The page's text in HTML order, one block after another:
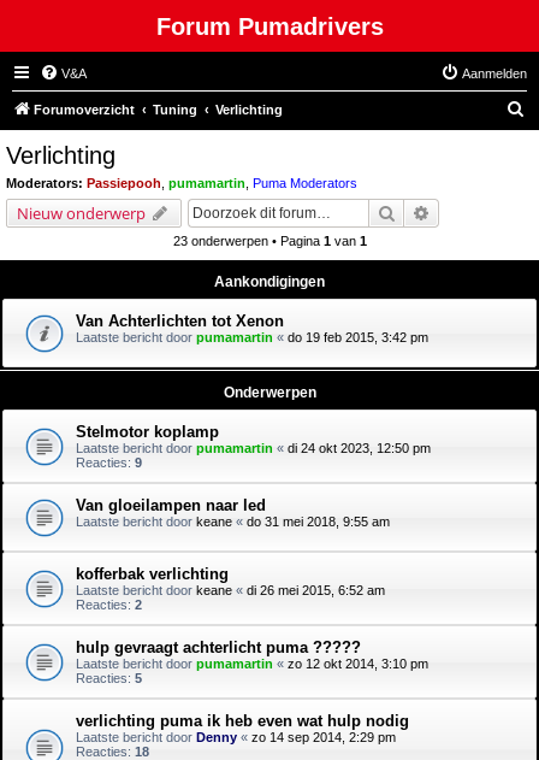
Forum Pumadrivers
V&A Aanmelden
Forumoverzicht Tuning Verlichting
Verlichting
Moderators: Passiepooh pumamartin Puma Moderators
Nieuw onderwerp Zoek
23 onderwerpen • Pagina 1van 1
Aankondigingen
Van Achterlichten tot Xenon
Laatste bericht door pumamartin « do 19 feb 2015, 3:42 pm
Onderwerpen
Stelmotor koplamp
Laatste bericht door pumamartin « di 24 okt 2023, 12:50 pm
Reacties: 9
Van gloeilampen naar led
Laatste bericht door keane « do 31 mei 2018, 9:55 am
kofferbak verlichting
Laatste bericht door keane « di 26 mei 2015, 6:52 am
Reacties: 2
hulp gevraagt achterlicht puma ?????
Laatste bericht door pumamartin « zo 12 okt 2014, 3:10 pm
Reacties: 5
verlichting puma ik heb even wat hulp nodig
Laatste bericht door Denny « zo 14 sep 2014, 2:29 pm
Reacties: 18